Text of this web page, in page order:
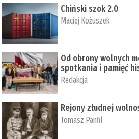
Chiński szok 2.0
Maciej Kożuszek
Od obrony wolnych
spotkania i pamięć
Redakcja
Rejony złudnej
Tomasz Panfil